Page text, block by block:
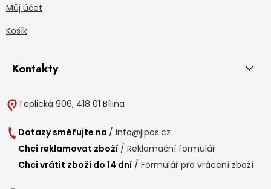
Můj účet
Košík
Kontakty
Teplická 906, 418 01 Bílina
Dotazy směřujte na / info@jipos.cz
Chci reklamovat zboží / Reklamační formulář
Chci vrátit zboží do 14 dní / Formulář pro vrácení zboží